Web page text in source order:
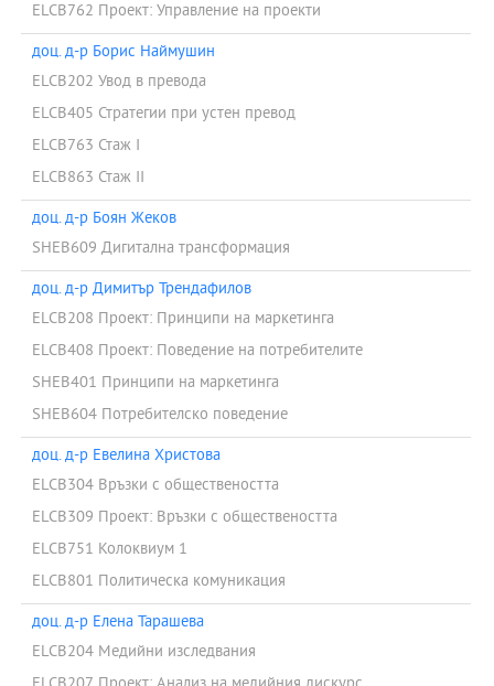
ELCB762 Проект: Управление на проекти
доц. д-р Борис Наймушин
ELCB202 Увод в превода
ELCB405 Стратегии при устен превод
ELCB763 Стаж І
ELCB863 Стаж ІІ
доц. д-р Боян Жеков
SHEB609 Дигитална трансформация
доц. д-р Димитър Трендафилов
ELCB208 Проект: Принципи на маркетинга
ELCB408 Проект: Поведение на потребителите
SHEB401 Принципи на маркетинга
SHEB604 Потребителско поведение
доц. д-р Евелина Христова
ELCB304 Връзки с обществеността
ELCB309 Проект: Връзки с обществеността
ELCB751 Колоквиум 1
ELCB801 Политическа комуникация
доц. д-р Елена Тарашева
ELCB204 Медийни изследвания